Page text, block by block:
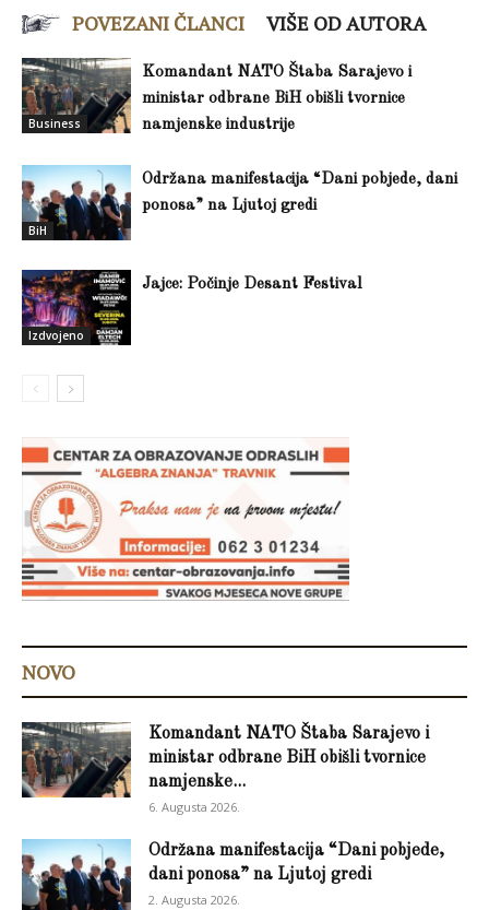
POVEZANI ČLANCI VIŠE OD AUTORA
Business
Komandant NATO Štaba Sarajevo i
ministar odbrane BiH obišli tvornice
namjenske industrije
BiH
Održana manifestacija “Dani pobjede, dani
ponosa” na Ljutoj gredi
Izdvojeno
Jajce: Počinje Desant Festival
NOVO
Komandant NATO Štaba Sarajevo i
ministar odbrane BiH obišli tvornice
namjenske...
6. Augusta 2026.
Održana manifestacija “Dani pobjede,
dani ponosa” na Ljutoj gredi
2. Augusta 2026.